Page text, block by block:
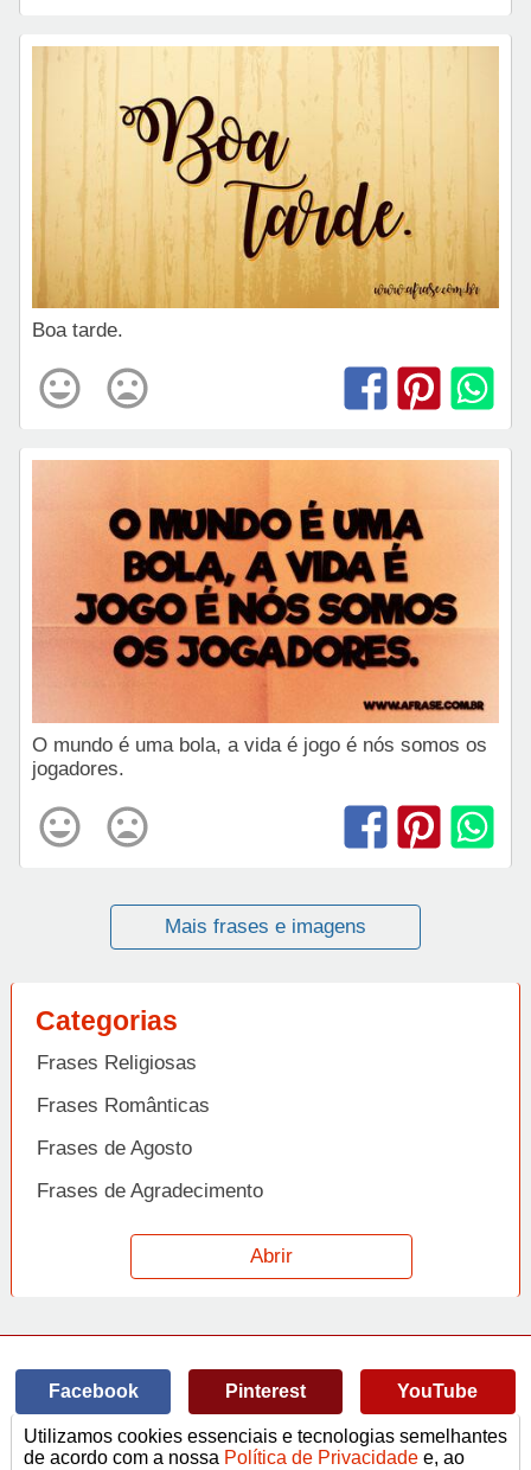
Boa tarde.
O mundo é uma bola, a vida é jogo é nós somos os
jogadores.
Mais frases e imagens
Categorias
Frases Religiosas
Frases Românticas
Frases de Agosto
Frases de Agradecimento
Frases de Amizade
Frases de Amor
Frases de Arrependimento
Frases de Atitude
Abrir
Facebook Pinterest YouTube
© Copyright 2014-2022A Frase.
Utilizamos cookies essenciais e tecnologias semelhantes
de acordo com a nossa Política de Privacidade e, ao